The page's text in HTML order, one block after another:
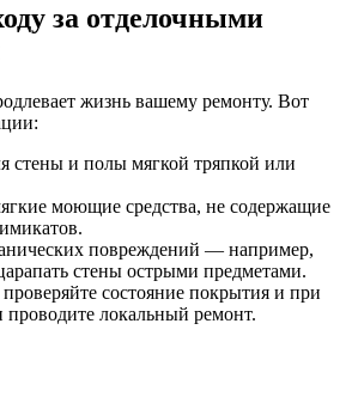
за отделочными
жизнь вашему ремонту. Вот
стены и полы мягкой тряпкой или
моющие средства, не содержащие
повреждений — например,
стены острыми предметами.
состояние покрытия и при
проводите локальный ремонт.